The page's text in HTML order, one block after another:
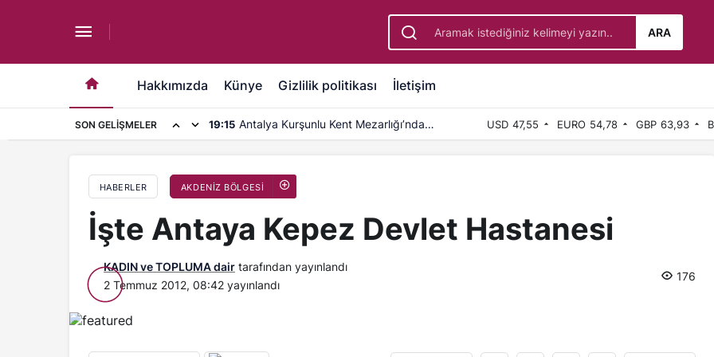
ARA
Hakkımızda Künye Gizlilik politikası İletişim
SON GELIŞMELER 19:15 Antalya Kurşunlu Kent Mezarlığı’nda USD 47,55 EURO 54,78 GBP 63,93
HABERLER AKDENİZ BÖLGESİ
İşte Antaya Kepez Devlet Hastanesi
KADIN ve TOPLUMA dair tarafından yayınlandı
2 Temmuz 2012, 08:42 yayınlandı
176
İşte Antaya Kepez Devlet Hastanesi